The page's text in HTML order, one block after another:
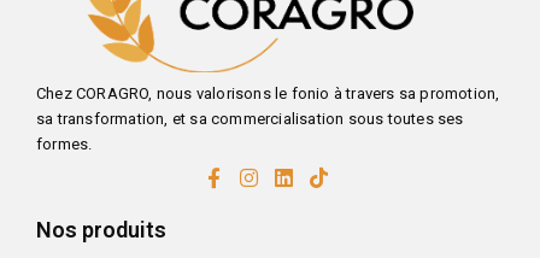
Chez CORAGRO, nous valorisons le fonio à travers sa promotion,
sa transformation, et sa commercialisation sous toutes ses
formes.
Nos produits